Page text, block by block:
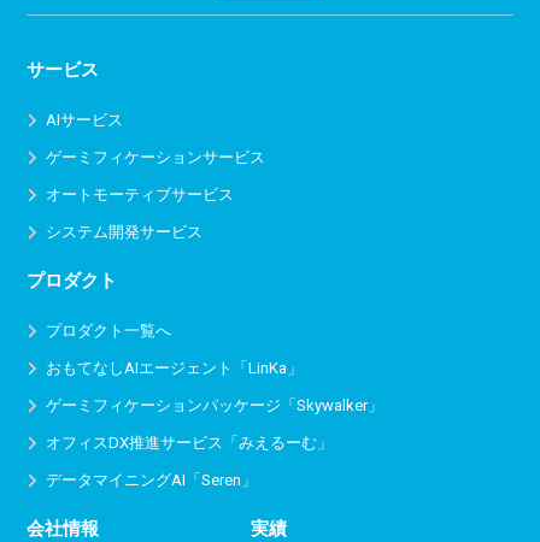
サービス
AIサービス
ゲーミフィケーションサービス
オートモーティブサービス
システム開発サービス
プロダクト
プロダクト一覧へ
おもてなしAIエージェント「LinKa」
ゲーミフィケーションパッケージ「Skywalker」
オフィスDX推進サービス 「みえるーむ」
データマイニングAI「Seren」
会社情報 実績